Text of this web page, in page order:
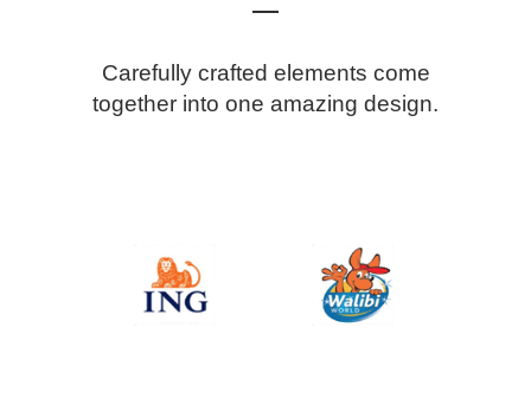
Carefully crafted elements come
together into one amazing design.